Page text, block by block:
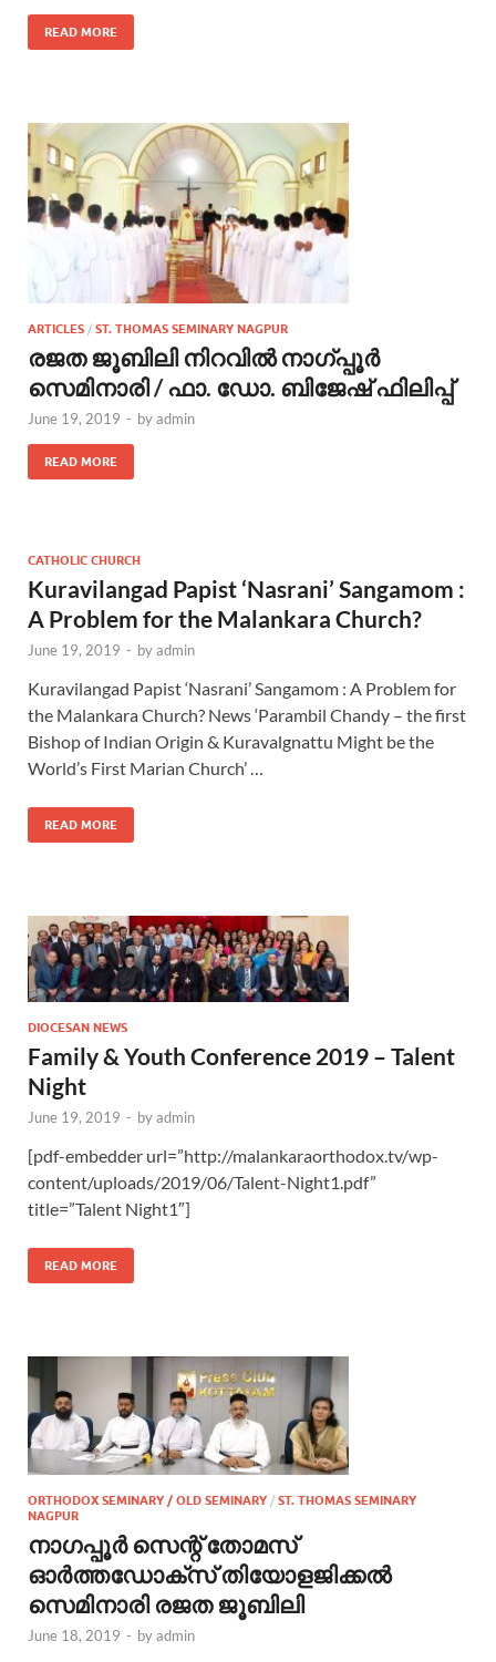
READ MORE
ARTICLES / ST. THOMAS SEMINARY NAGPUR
രജത ജൂബിലി നിറവിൽ നാഗ്പ്പൂർ
സെമിനാരി / ഫാ. ഡോ. ബിജേഷ് ഫിലിപ്പ്
June 19, 2019 - byadmin
READ MORE
CATHOLIC CHURCH
Kuravilangad Papist ‘Nasrani’ Sangamom :
A Problem for the Malankara Church?
June 19, 2019 - byadmin
Kuravilangad Papist ‘Nasrani’ Sangamom : A Problem for
the Malankara Church? News ‘Parambil Chandy – the first
Bishop of Indian Origin & Kuravalgnattu Might be the
World’s First Marian Church’ …
READ MORE
DIOCESAN NEWS
Family & Youth Conference 2019 – Talent
Night
June 19, 2019 - byadmin
[pdf-embedder url=”http://malankaraorthodox.tv/wp-
content/uploads/2019/06/Talent-Night1.pdf”
title=”Talent Night1″]
READ MORE
ORTHODOX SEMINARY / OLD SEMINARY / ST. THOMAS SEMINARY
NAGPUR
നാഗപ്പൂർ സെന്റ് തോമസ്
ഓർത്തഡോക്സ് തിയോളജിക്കൽ
സെമിനാരി രജത ജൂബിലി
June 18, 2019 - byadmin